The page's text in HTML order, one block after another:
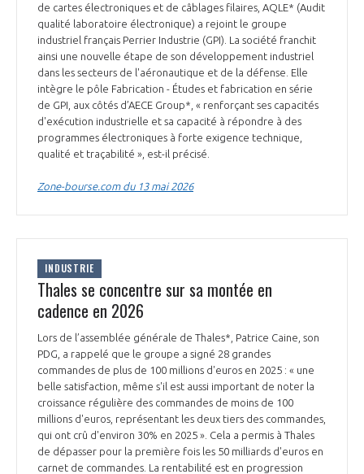
NOTRE HISTOIRE
L’ÉQUIPE DU GIFAS
NOS RÉSEAUX À L'INTERNATIONAL
GEADS
COMITÉ AERO PME
STARTAIR
COMMISSIONS ET COMITÉS
ACCOMPAGNEMENT DE NOS ADHÉRENTS
LES PROGRAMMES DU GIFAS
UN ÉCOSYSTÈME INTÉGRÉ ET COHÉRENT
LA MÉDIATION
LA MÉDIATION DANS LA FILIÈRE AÉRONAUTIQUE ET SPATIALE
LE MÉDIATEUR DE LA FILIÈRE AÉRONAUTIQUE ET SPATIALE
LA MÉDIATION AU-DELÀ DE LA FILIÈRE AÉRONAUTIQUE ET SPATIALE
PRENDRE CONTACT AVEC LE MÉDIATEUR DE LA FILIÈRE
LE SALON DU BOURGET
L'OBSERVATOIRE
CHIFFRES CLÉS
LES ENJEUX
COMPÉTITIVITÉ
EMPLOI & FORMATION
ENVIRONNEMENT
LES PUBLICATIONS
DOCUMENTS & BROCHURES
RAPPORTS D'ACTIVITÉS
de cartes électroniques et de câblages filaires, AQLE* (Audit
qualité laboratoire électronique) a rejoint le groupe
industriel français Perrier Industrie (GPI). La société franchit
ainsi une nouvelle étape de son développement industriel
dans les secteurs de l'aéronautique et de la défense. Elle
intègre le pôle Fabrication - Études et fabrication en série
de GPI, aux côtés d’AECE Group*, « renforçant ses capacités
d'exécution industrielle et sa capacité à répondre à des
programmes électroniques à forte exigence technique,
qualité et traçabilité », est-il précisé.
Zone-bourse.com du 13 mai 2026
INDUSTRIE
Thales se concentre sur sa montée en
cadence en 2026
Lors de l’assemblée générale de Thales*, Patrice Caine, son
PDG, a rappelé que le groupe a signé 28 grandes
commandes de plus de 100 millions d'euros en 2025 : « une
belle satisfaction, même s'il est aussi important de noter la
croissance régulière des commandes de moins de 100
millions d'euros, représentant les deux tiers des commandes,
qui ont crû d'environ 30% en 2025 ». Cela a permis à Thales
de dépasser pour la première fois les 50 milliards d'euros en
carnet de commandes. La rentabilité est en progression
Découvrez les avantages d'adhérer au GIFAS.
Rencontres, salons, données sectorielles,
programmes ...